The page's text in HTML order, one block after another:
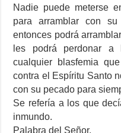
Nadie puede meterse
para arramblar con
entonces podrá
les podrá perdonar a
cualquier blasfemia
contra el Espíritu Santo
con su pecado para
Se refería a los que
inmundo.
Palabra del Señor.